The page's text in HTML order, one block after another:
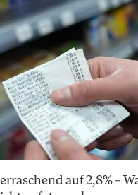
auf 2,8% –